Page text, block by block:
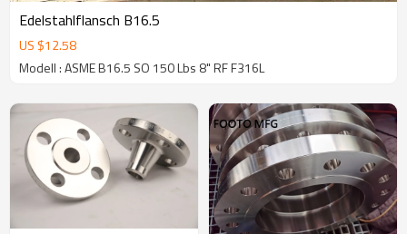
Edelstahlflansch B16.5
US $12.58
Modell : ASME B16.5 SO 150 Lbs 8" RF F316L